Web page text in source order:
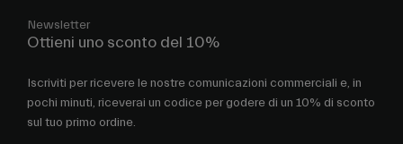
Newsletter
Ottieni uno sconto del 10%
Iscriviti per ricevere le nostre comunicazioni commerciali e, in
pochi minuti, riceverai un codice per godere di un 10% di sconto
sul tuo primo ordine.